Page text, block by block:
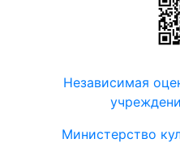
Независимая
Министерство